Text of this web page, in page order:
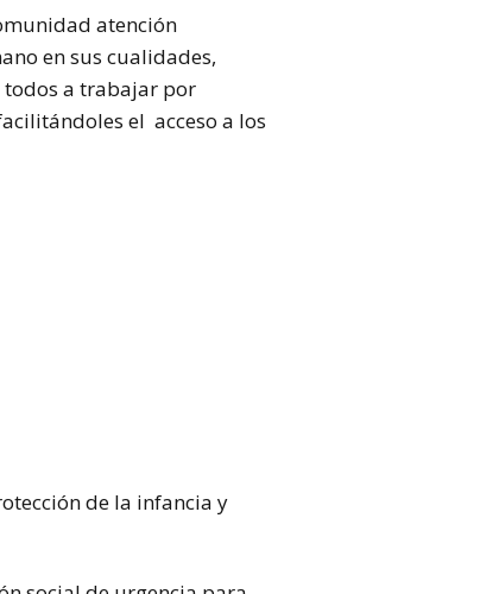
atención
en sus cualidades,
todos a trabajar por
el acceso a los
de la infancia y